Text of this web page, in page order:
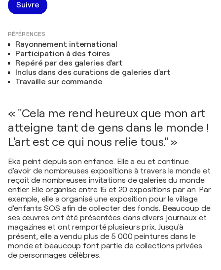
Suivre
RÉFÉRENCES
Rayonnement international
Participation à des foires
Repéré par des galeries d'art
Inclus dans des curations de galeries d'art
Travaille sur commande
« "Cela me rend heureux que mon art
atteigne tant de gens dans le monde !
L'art est ce qui nous relie tous." »
Eka peint depuis son enfance. Elle a eu et continue
d'avoir de nombreuses expositions à travers le monde et
reçoit de nombreuses invitations de galeries du monde
entier. Elle organise entre 15 et 20 expositions par an. Par
exemple, elle a organisé une exposition pour le village
d'enfants SOS afin de collecter des fonds. Beaucoup de
ses œuvres ont été présentées dans divers journaux et
magazines et ont remporté plusieurs prix. Jusqu'à
présent, elle a vendu plus de 5 000 peintures dans le
monde et beaucoup font partie de collections privées
de personnages célèbres.